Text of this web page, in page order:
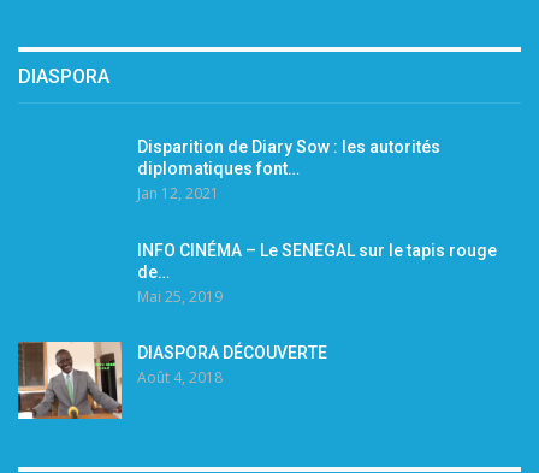
DIASPORA
Disparition de Diary Sow : les autorités
diplomatiques font…
Jan 12, 2021
INFO CINÉMA – Le SENEGAL sur le tapis rouge
de…
Mai 25, 2019
DIASPORA DÉCOUVERTE
Août 4, 2018